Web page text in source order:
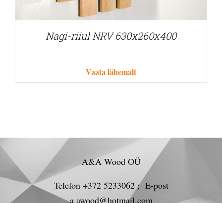
Nagi-riiul NRV 630x260x400
Vaata lähemalt
A&A Wood OÜ
Telefon +372 5233062 ; E-post
a.awood@hotmail.com